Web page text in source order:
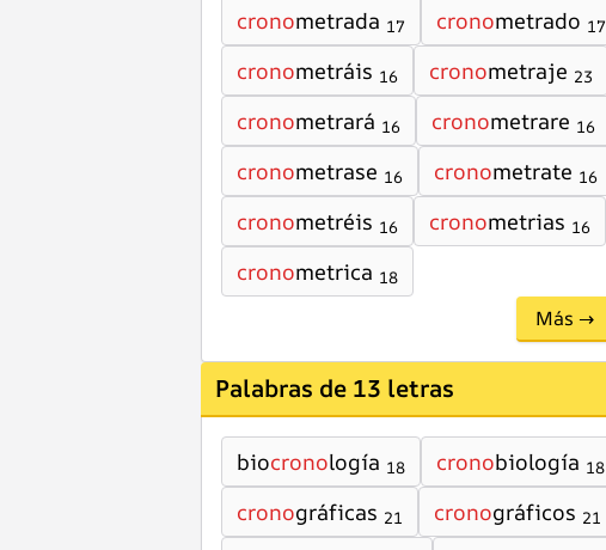
cronometrada 17 cronometrado 17
cronometráis 16 cronometraje 23
cronometrará 16 cronometrare 16
cronometrase 16 cronometrate 16
cronometréis 16 cronometrias 16
cronometrica 18
Más →
Palabras de 13 letras
biocronología 18 cronobiología 18
cronográficas 21 cronográficos 21